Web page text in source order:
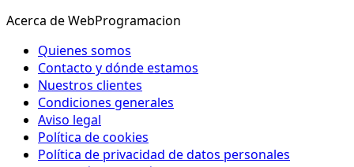
Acerca de WebProgramacion
Quienes somos
Contacto y dónde estamos
Nuestros clientes
Condiciones generales
Aviso legal
Política de cookies
Política de privacidad de datos personales